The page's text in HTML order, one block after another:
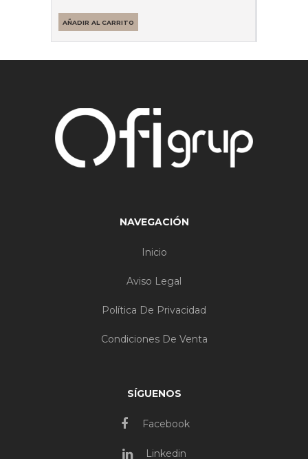
AÑADIR AL CARRITO
NAVEGACIÓN
Inicio
Aviso Legal
Política De Privacidad
Condiciones De Venta
SÍGUENOS
Facebook
Linkedin